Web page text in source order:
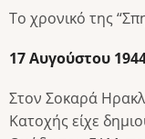
Το χρονικό της
17 Αυγούστου
Στον Σοκαρά
Κατοχής είχε